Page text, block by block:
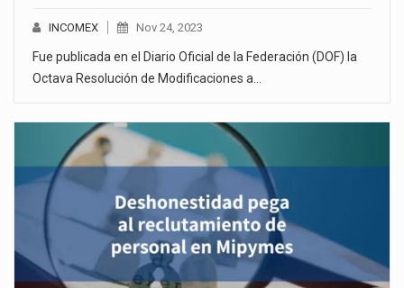
INCOMEX Nov 24, 2023
Fue publicada en el Diario Oficial de la Federación (DOF) la
Octava Resolución de Modificaciones a…